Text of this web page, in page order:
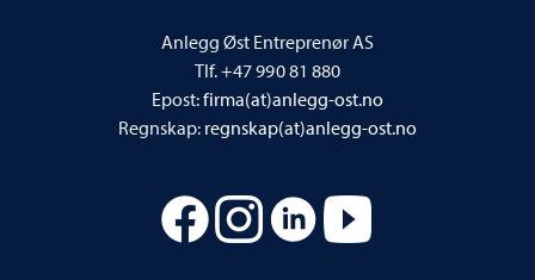
Anlegg Øst Entreprenør AS
Tlf. +47 990 81 880
Epost:firma(at)anlegg-ost.no
Regnskap: regnskap(at)anlegg-ost.no